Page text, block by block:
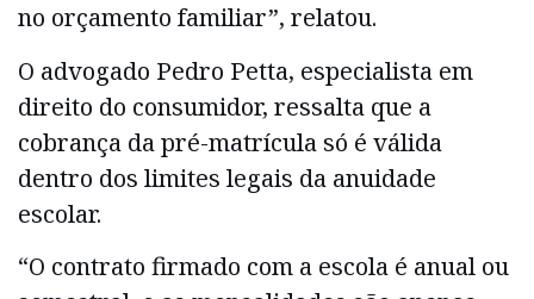
no orçamento familiar”, relatou.
O advogado Pedro Petta, especialista em
direito do consumidor, ressalta que a
cobrança da pré-matrícula só é válida
dentro dos limites legais da anuidade
escolar.
“O contrato firmado com a escola é anual ou